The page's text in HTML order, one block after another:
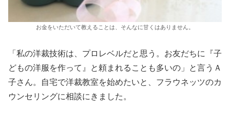
お金をいただいて教えることは、そんなに甘くはありません。
「私の洋裁技術は、プロレベルだと思う。お友だちに『子
どもの洋服を作って』と頼まれることも多いの」と言うＡ
子さん。自宅で洋裁教室を始めたいと、フラウネッツのカ
ウンセリングに相談にきました。